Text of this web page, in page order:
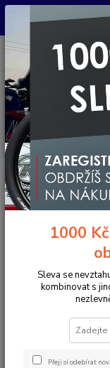
Pro nachystání kola /
+420 733 792 733
PO-PÁ 10:00-17:00 | SO:
Úvod Elektrokola
odpružením 29"
Horské
over1000
Sleva se
kombinovat s
Přeji si odebírat